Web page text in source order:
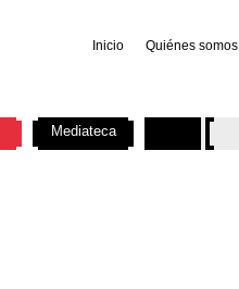
Inicio Quiénes somos
Mediateca